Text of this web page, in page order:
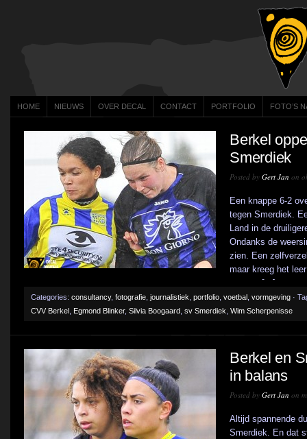
HOME NIEUWS OVER DECAL CONTACT PORTFOLIO FOTO’S
Berkel
Smerdiek
Posted by Gert Jan on
Een knappe 6-2
tegen Smerdiek.
Land in de
Ondanks de
zien. Een
maar kreeg het
counter [...]
Categories: consultancy, fotografie journalistiek portfolio voetbal vormgeving ·
CVV Berkel Egmond Blinker, Silvia Boogaard sv Smerdiek Wim Scherpenisse
Berkel en
in balans
Posted by Gert Jan on
Altijd spannende
Smerdiek. En dat